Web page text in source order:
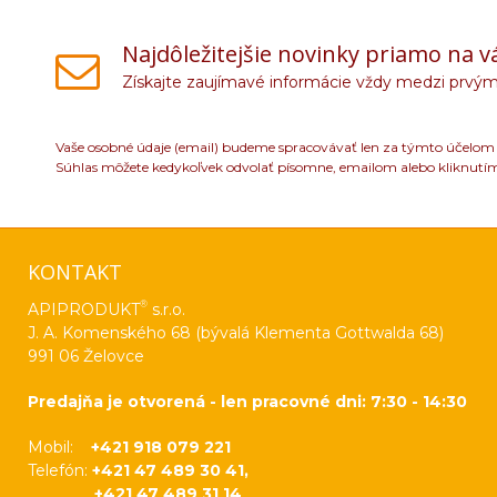
Najdôležitejšie novinky priamo na
Získajte zaujímavé informácie vždy medzi
Vaše osobné údaje (email) budeme spracovávať len za týmto
Súhlas môžete kedykoľvek odvolať písomne, emailom alebo
KONTAKT
APIPRODUKT® s.r.o.
J. A. Komenského 68 (bývalá Klementa Gottwalda 68)
991 06 Želovce
Predajňa je otvorená - len pracovné dni: 7:30 - 14:30
Mobil: +421 918 079 221
Telefón: +421 47 489 30 41,